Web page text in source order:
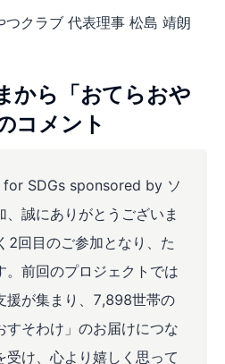
クラブ 代表理事 松島 靖朗
から「おてらおや
コメント
for SDGs sponsored by ソ
誠にありがとうございま
回目のご参加となり、た
。前回のプロジェクトでは
援が集まり、7,898世帯の
すそわけ」のお届けにつな
受け、心より嬉しく思って